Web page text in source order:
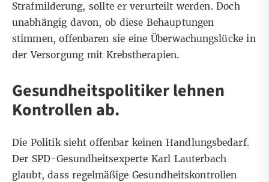
Strafmilderung, sollte er verurteilt werden. Doch
unabhängig davon, ob diese Behauptungen
stimmen, offenbaren sie eine Überwachungslücke in
der Versorgung mit Krebstherapien.
Gesundheitspolitiker lehnen
Kontrollen ab.
Die Politik sieht offenbar keinen Handlungsbedarf.
Der SPD-Gesundheitsexperte Karl Lauterbach
glaubt, dass regelmäßige Gesundheitskontrollen